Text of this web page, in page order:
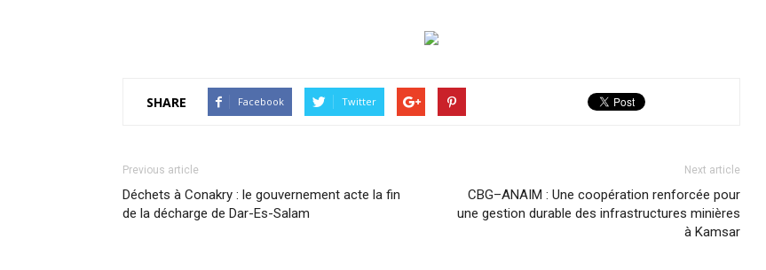
SHARE Facebook Twitter
Previous article
Déchets à Conakry : le gouvernement acte la fin
de la décharge de Dar-Es-Salam
Next article
CBG–ANAIM : Une coopération renforcée pour
une gestion durable des infrastructures minières
à Kamsar